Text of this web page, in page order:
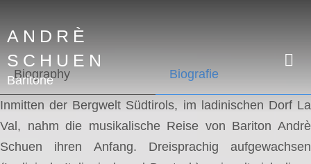
ANDRÈ
SCHUEN
Baritone
Biography Biografie
Inmitten der Bergwelt Südtirols, im ladinischen Dorf La
Val, nahm die musikalische Reise von Bariton Andrè
Schuen ihren Anfang. Dreisprachig aufgewachsen